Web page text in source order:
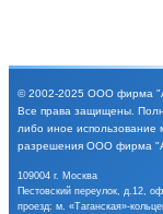
© 2002-2025 ООО фирма
Все права защищены.
либо иное использование
разрешения ООО фирма
109004 г. Москва
Пестовский переулок, д.12,
проезд: м. «Таганская»-